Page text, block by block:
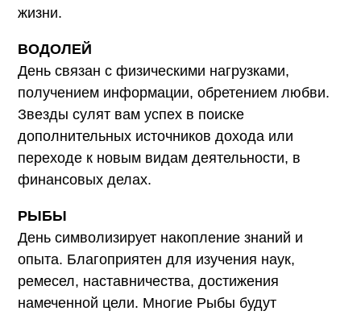
жизни.
ВОДОЛЕЙ
День связан с физическими нагрузками,
получением информации, обретением любви.
Звезды сулят вам успех в поиске
дополнительных источников дохода или
переходе к новым видам деятельности, в
финансовых делах.
РЫБЫ
День символизирует накопление знаний и
опыта. Благоприятен для изучения наук,
ремесел, наставничества, достижения
намеченной цели. Многие Рыбы будут